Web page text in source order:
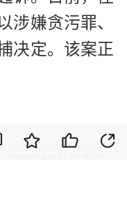
涉嫌贪污罪、
决定。该案正